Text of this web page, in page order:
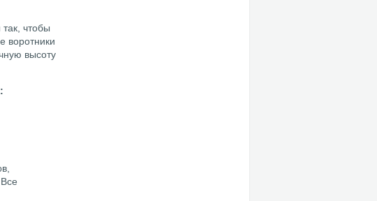
чтобы
воротники
высоту